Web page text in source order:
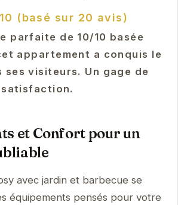
(basé sur 20 avis)
parfaite de 10/10 basée
appartement a conquis le
visiteurs. Un gage de
et Confort pour un
avec jardin et barbecue se
équipements pensés pour votre